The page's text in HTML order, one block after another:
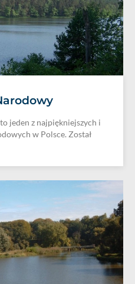
jeden z najpiękniejszych i
w Polsce. Został